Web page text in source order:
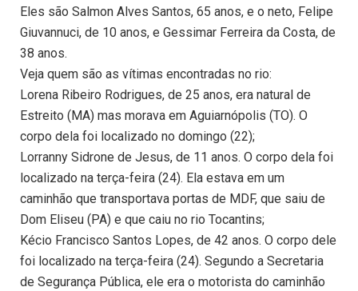
Eles são Salmon Alves Santos, 65 anos, e o neto, Felipe
Giuvannuci, de 10 anos, e Gessimar Ferreira da Costa, de
38 anos.
Veja quem são as vítimas encontradas no rio:
Lorena Ribeiro Rodrigues, de 25 anos, era natural de
Estreito (MA) mas morava em Aguiarnópolis (TO). O
corpo dela foi localizado no domingo (22);
Lorranny Sidrone de Jesus, de 11 anos. O corpo dela foi
localizado na terça-feira (24). Ela estava em um
caminhão que transportava portas de MDF, que saiu de
Dom Eliseu (PA) e que caiu no rio Tocantins;
Kécio Francisco Santos Lopes, de 42 anos. O corpo dele
foi localizado na terça-feira (24). Segundo a Secretaria
de Segurança Pública, ele era o motorista do caminhão